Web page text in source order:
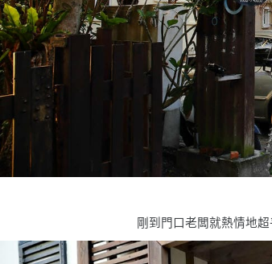
剛到門口老闆就熱情地